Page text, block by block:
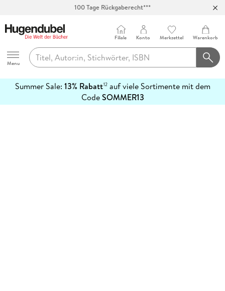
100 Tage Rückgaberecht***
Hugendubel
Menu
Filiale Konto Merkzettel Warenkorb
Summer Sale: 13% Rabatt12auf viele Sortimente mit dem
CodeSOMMER13
erfahren